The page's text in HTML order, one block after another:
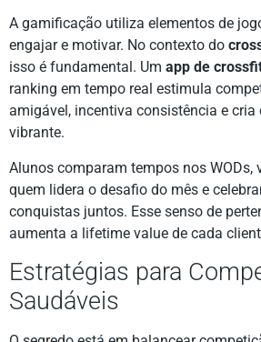
A gamificação utiliza elementos de
engajar e motivar. No contexto do
isso é fundamental. Um app de
ranking em tempo real estimula
amigável, incentiva consistência e cria
vibrante.
Alunos comparam tempos nos WODs,
quem lidera o desafio do mês e
conquistas juntos. Esse senso de
aumenta a lifetime value de cada
Estratégias para
Saudáveis